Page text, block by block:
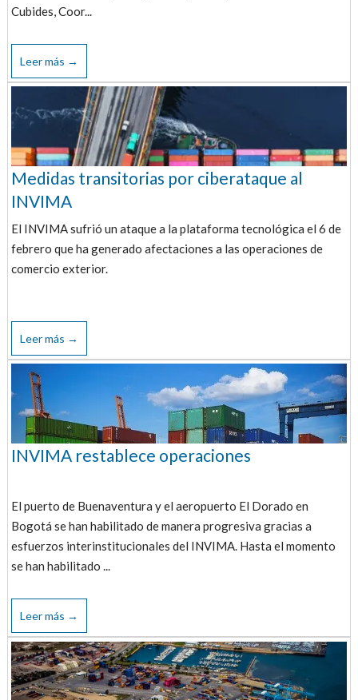
Cubides, Coor...
Leer más →
Medidas transitorias por ciberataque al
INVIMA
El INVIMA sufrió un ataque a la plataforma tecnológica el 6 de
febrero que ha generado afectaciones a las operaciones de
comercio exterior.
Leer más →
INVIMA restablece operaciones
El puerto de Buenaventura y el aeropuerto El Dorado en
Bogotá se han habilitado de manera progresiva gracias a
esfuerzos interinstitucionales del INVIMA. Hasta el momento
se han habilitado ...
Leer más →